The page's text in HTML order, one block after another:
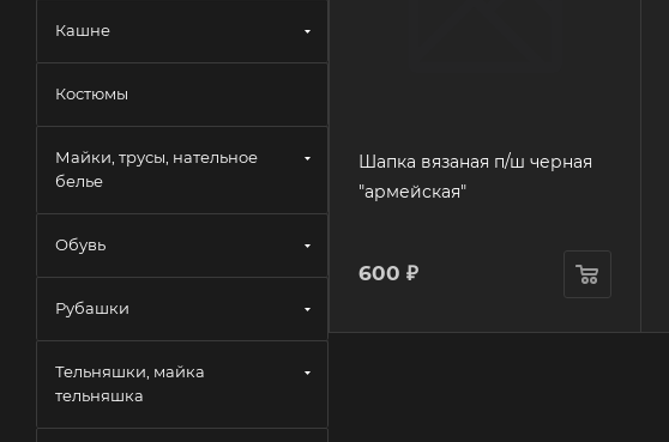
Шапка вязаная п/ш черная
"армейская"
600 ₽
Кашне
Костюмы
Майки, трусы, нательное
белье
Обувь
Рубашки
Тельняшки, майка
тельняшка